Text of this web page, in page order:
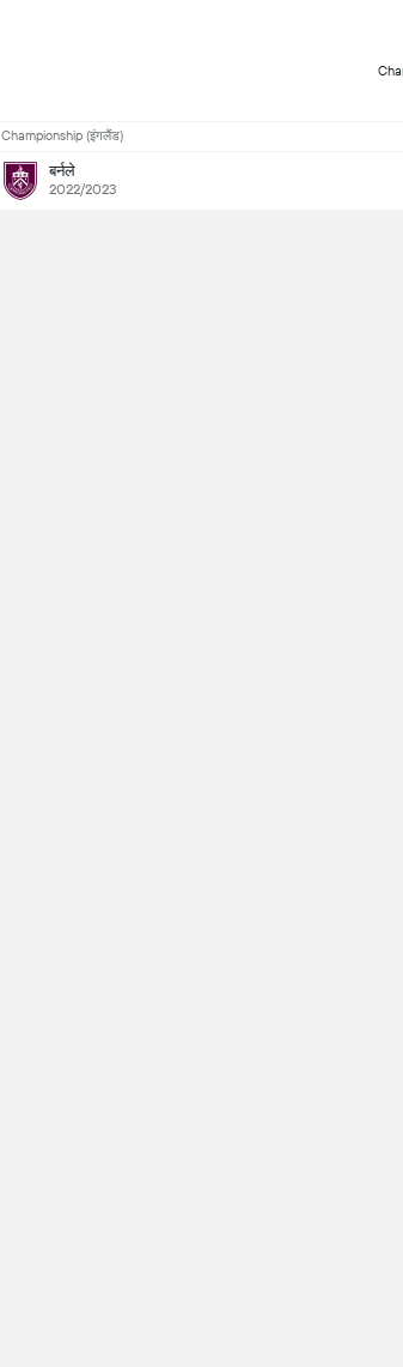
Championship (इंगलैंड)
बर्नले
2022/2023